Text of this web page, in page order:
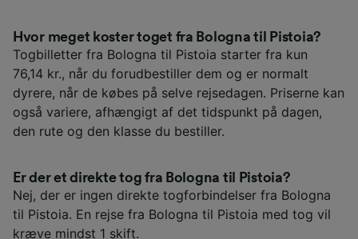
Hvor meget koster toget fra Bologna til Pistoia?
Togbilletter fra Bologna til Pistoia starter fra kun
76,14 kr., når du forudbestiller dem og er normalt
dyrere, når de købes på selve rejsedagen. Priserne kan
også variere, afhængigt af det tidspunkt på dagen,
den rute og den klasse du bestiller.
Er der et direkte tog fra Bologna til Pistoia?
Nej, der er ingen direkte togforbindelser fra Bologna
til Pistoia. En rejse fra Bologna til Pistoia med tog vil
kræve mindst 1 skift.